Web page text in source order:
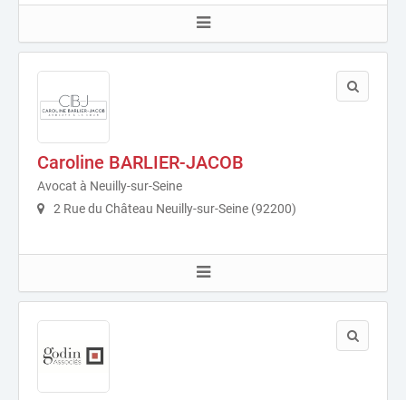
Caroline BARLIER-JACOB
Avocat à Neuilly-sur-Seine
2 Rue du Château Neuilly-sur-Seine (92200)